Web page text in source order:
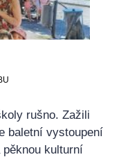
rušno. Zažili
baletní vystoupení
kulturní